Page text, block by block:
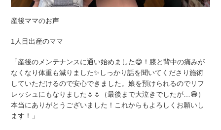
産後ママのお声
1人目出産のママ
「産後のメンテナンスに通い始めました😄！膝と背中の痛みが
なくなり体重も減りました✨しっかり話を聞いてくださり施術
していただけるので安心できました。娘を預けられるのでリフ
レッシュにもなりました🌷🌷（最後まで大泣きでしたが…😅）
本当にありがとうございました！これからもよろしくお願いし
ます！」